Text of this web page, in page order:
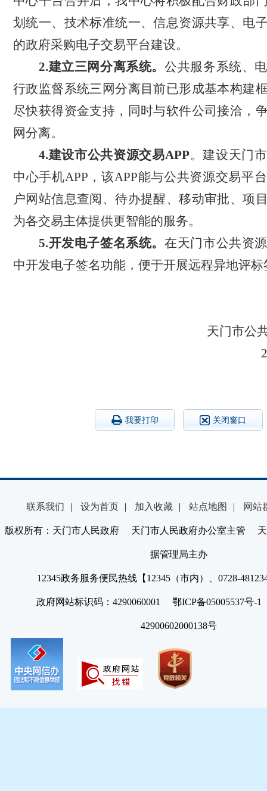
划统一、技术标准统一、信息资源共享、电
的政府采购电子交易平台建设。
2.建立三网分离系统。公共服务系统、
行政监督系统三网分离目前已形成基本构建
尽快获得资金支持，同时与软件公司接洽，
网分离。
4.建设市公共资源交易APP。建设天门
中心手机APP，该APP能与公共资源交易平
户网站信息查阅、待办提醒、移动审批、项
为各交易主体提供更智能的服务。
5.开发电子签名系统。在天门市公共资
中开发电子签名功能，便于开展远程异地评标
天门市公
我要打印 关闭窗口
联系我们 | 设为首页 | 加入收藏 | 站点地图 | 网站
版权所有：天门市人民政府 天门市人民政府办公室主管 天
据管理局主办
12345政务服务便民热线【12345（市内）、0728-
政府网站标识码：4290060001 鄂ICP备05005537号
42900602000138号